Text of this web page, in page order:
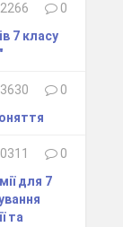
0
7 класу
0
0
для 7
та